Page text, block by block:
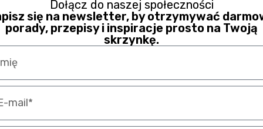
Dołącz do naszej społeczności
się na newsletter, by otrzymywać
porady, przepisy i inspiracje prosto na Twoją
skrzynkę.